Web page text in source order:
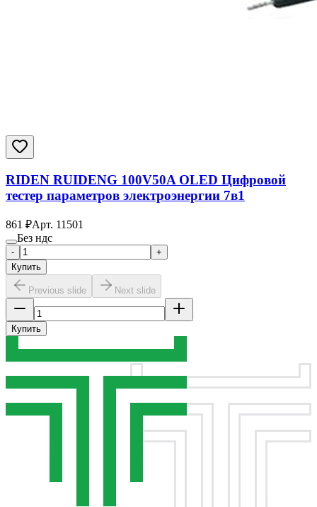
RIDEN RUIDENG 100V50A OLED Цифровой
тестер параметров электроэнергии 7в1
861 ₽Арт. 11501
Без ндс
-
+
Купить
Previous slide Next slide
Купить